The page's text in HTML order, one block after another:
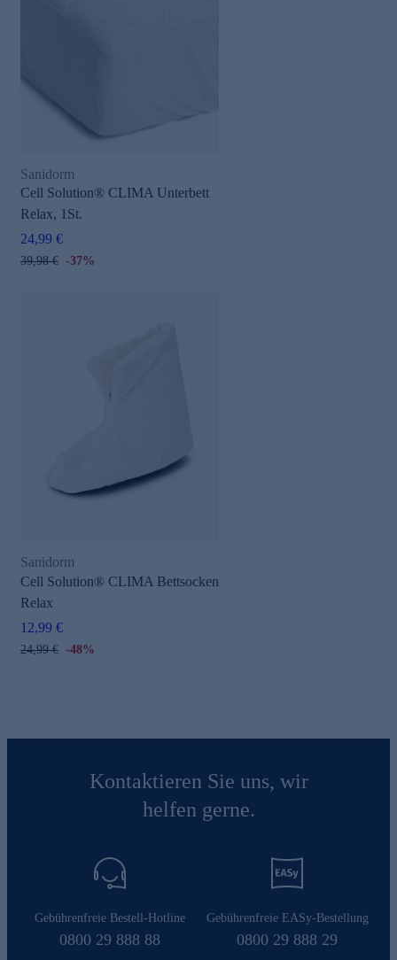
Sanidorm
Cell Solution® CLIMA Unterbett
Relax, 1St.
24,99 €
39,98 € -37%
Sanidorm
Cell Solution® CLIMA Bettsocken
Relax
12,99 €
24,99 € -48%
Kontaktieren Sie uns, wir
helfen gerne.
Gebührenfreie Bestell-Hotline
0800 29 888 88
Gebührenfreie EASy-Bestellung
0800 29 888 29